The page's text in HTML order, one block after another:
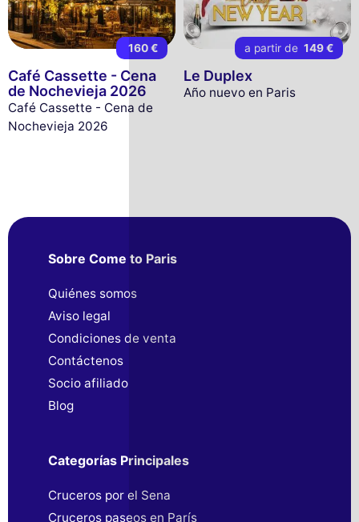
160 €
Café Cassette - Cena
de Nochevieja 2026
Café Cassette - Cena de
Nochevieja 2026
a partir de 149 €
Le Duplex
Año nuevo en Paris
Sobre Come to Paris
Quiénes somos
Aviso legal
Condiciones de venta
Contáctenos
Socio afiliado
Blog
Categorías Principales
Cruceros por el Sena
Cruceros paseos en París